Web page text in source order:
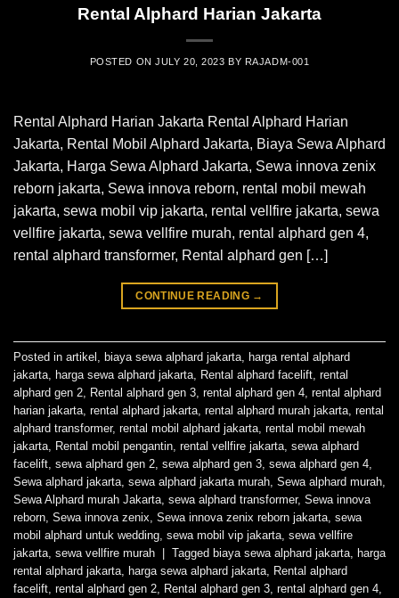
Rental Alphard Harian Jakarta
POSTED ONJULY 20, 2023 BY RAJADM-001
Rental Alphard Harian Jakarta Rental Alphard Harian
Jakarta, Rental Mobil Alphard Jakarta, Biaya Sewa Alphard
Jakarta, Harga Sewa Alphard Jakarta, Sewa innova zenix
reborn jakarta, Sewa innova reborn, rental mobil mewah
jakarta, sewa mobil vip jakarta, rental vellfire jakarta, sewa
vellfire jakarta, sewa vellfire murah, rental alphard gen 4,
rental alphard transformer, Rental alphard gen […]
CONTINUE READING →
Posted in artikel biaya sewa alphard jakarta harga rental alphard
jakarta harga sewa alphard jakarta Rental alphard facelift rental
alphard gen 2 Rental alphard gen 3 rental alphard gen 4 rental alphard
harian jakarta rental alphard jakarta rental alphard murah jakarta rental
alphard transformer, rental mobil alphard jakarta rental mobil mewah
jakarta Rental mobil pengantin rental vellfire jakarta sewa alphard
facelift sewa alphard gen 2 sewa alphard gen 3 sewa alphard gen 4
Sewa alphard jakarta sewa alphard jakarta murah Sewa alphard murah
Sewa Alphard murah Jakarta sewa alphard transformer, Sewa innova
reborn Sewa innova zenix Sewa innova zenix reborn jakarta sewa
mobil alphard untuk wedding sewa mobil vip jakarta sewa vellfire
jakarta sewa vellfire murah | Tagged biaya sewa alphard jakarta harga
rental alphard jakarta harga sewa alphard jakarta Rental alphard
facelift rental alphard gen 2 Rental alphard gen 3 rental alphard gen 4